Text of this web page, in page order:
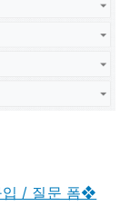
입 / 질문 폼❖